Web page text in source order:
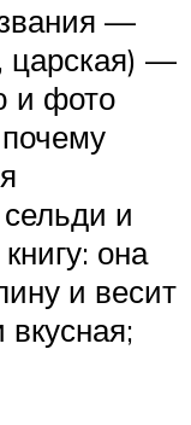
—
царская) —
и фото
и
она
и весит